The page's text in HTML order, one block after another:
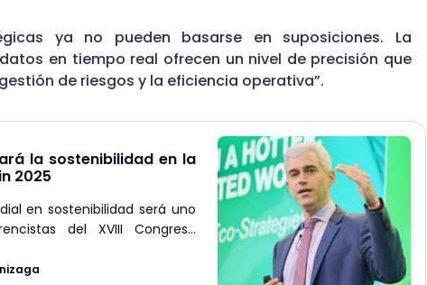
ya no pueden basarse en suposiciones. La
en tiempo real ofrecen un nivel de precisión que
de riesgos y la eficiencia operativa”.
la sostenibilidad en la
2025
en sostenibilidad será uno
del XVIII Congreso